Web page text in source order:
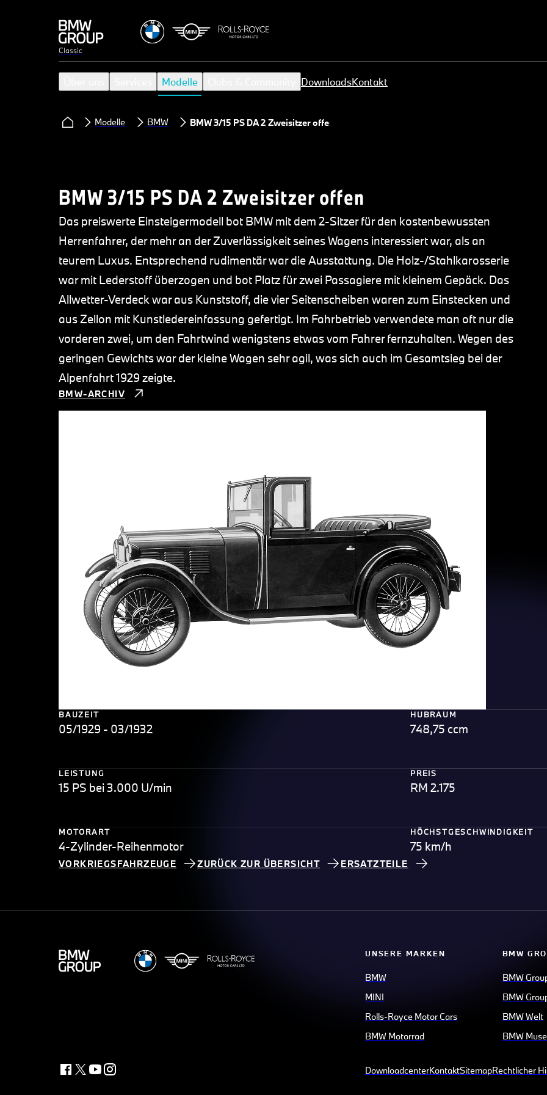
Classic
Modelle DownloadsKontakt
Modelle BMW BMW 3/15 PS DA 2 Zweisitzer offen
BMW 3/15 PS DA 2 Zweisitzer offen
Das preiswerte Einsteigermodell bot BMW mit dem 2-Sitzer für den kostenbewussten
Herrenfahrer, der mehr an der Zuverlässigkeit seines Wagens interessiert war, als an
teurem Luxus. Entsprechend rudimentär war die Ausstattung. Die Holz-/Stahlkarosserie
war mit Lederstoff überzogen und bot Platz für zwei Passagiere mit kleinem Gepäck. Das
Allwetter-Verdeck war aus Kunststoff, die vier Seitenscheiben waren zum Einstecken und
aus Zellon mit Kunstledereinfassung gefertigt. Im Fahrbetrieb verwendete man oft nur die
vorderen zwei, um den Fahrtwind wenigstens etwas vom Fahrer fernzuhalten. Wegen des
geringen Gewichts war der kleine Wagen sehr agil, was sich auch im Gesamtsieg bei der
Alpenfahrt 1929 zeigte.
BMW-ARCHIV
BAUZEIT
05/1929 - 03/1932
HUBRAUM
748,75 ccm
LEISTUNG
15 PS bei 3.000 U/min
PREIS
RM 2.175
MOTORART
4-Zylinder-Reihenmotor
HÖCHSTGESCHWINDIGKEIT
75 km/h
VORKRIEGSFAHRZEUGE ZURÜCK ZUR ÜBERSICHT ERSATZTEILE
UNSERE MARKEN
BMW
MINI
Rolls-Royce Motor Cars
BMW Motorrad
BMW
BMW
BMW
BMW Welt
BMW
DownloadcenterKontaktSitemapRechtlicher